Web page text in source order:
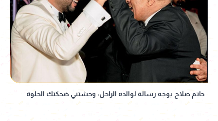
حاتم صلاح يوجه رسالة لوالده الراحل: وحشتني ضحكتك الحلوة